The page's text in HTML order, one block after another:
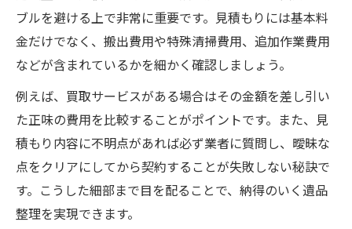
コツ
遺品整理業者選びで安心できる比較ポイン
ト
ブルを避ける上で非常に重要です。見積もりには基本料
金だけでなく、搬出費用や特殊清掃費用、追加作業費用
などが含まれているかを細かく確認しましょう。
例えば、買取サービスがある場合はその金額を差し引い
た正味の費用を比較することがポイントです。また、見
積もり内容に不明点があれば必ず業者に質問し、曖昧な
点をクリアにしてから契約することが失敗しない秘訣で
す。こうした細部まで目を配ることで、納得のいく遺品
整理を実現できます。